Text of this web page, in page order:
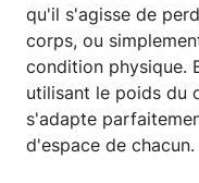
qu'il s'agisse de
corps, ou
condition physique.
utilisant le poids du
s'adapte
d'espace de chacun.